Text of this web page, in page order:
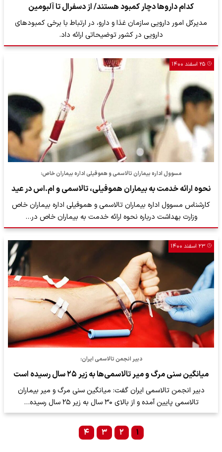
کدام داروها دچار کمبود هستند/ از دسفرال تا آلبومین
مدیرکل امور دارویی سازمان غذا و دارو، در ارتباط با برخی کمبودهای
دارویی در کشور توضیحاتی ارائه داد.
۲۵ اسفند ۱۴۰۰
مسوول اداره بیماران تالاسمی و هموفیلی اداره بیماران خاص:
نحوه ارائه خدمت به بیماران هموفیلی، تالاسمی‌ و ام.اس در عید
کارشناس مسوول اداره بیماران تالاسمی و هموفیلی اداره بیماران خاص
وزارت بهداشت درباره نحوه ارائه خدمت به بیماران خاص در…
۲۳ اسفند ۱۴۰۰
دبیر انجمن تالاسمی ایران:
میانگین سنی مرگ و میر تالاسمی‌ها به زیر ۲۵ سال رسیده است
دبیر انجمن تالاسمی ایران گفت: میانگین سنی مرگ و میر بیماران
تالاسمی پایین آمده و از بالای ۳۰ سال به زیر ۲۵ سال رسیده…
۱ ۲ ۳ ۴